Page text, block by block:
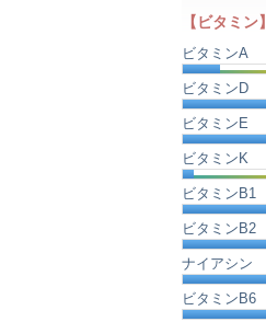
【ビタミン】
ビタミンA
ビタミンD
ビタミンE
ビタミンK
ビタミンB1
ビタミンB2
ナイアシン
ビタミンB6